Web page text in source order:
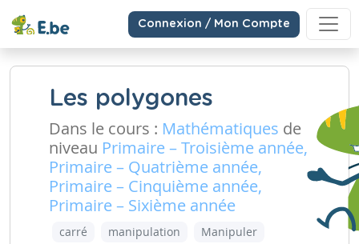
Connexion / Mon Compte
Les polygones
Dans le cours : Mathématiques de
niveau Primaire – Troisième année,
Primaire – Quatrième année,
Primaire – Cinquième année,
Primaire – Sixième année
carré manipulation
Manipuler